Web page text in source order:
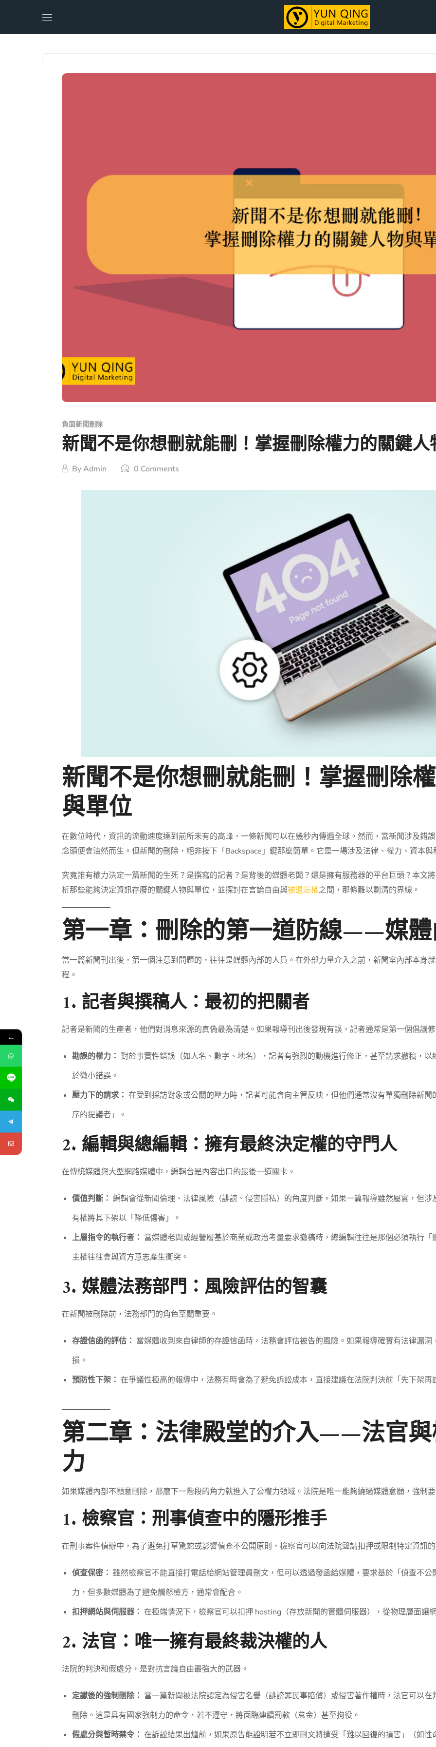
負面新聞刪除
新聞不是你想刪就能刪！掌握刪除權力的關鍵
ByAdmin 0 Comments
新聞不是你想刪就能刪！掌握刪除
與單位
在數位時代，資訊的流動速度達到前所未有的高峰，一條新聞可以在幾秒內傳遍全球。然而，當新聞涉及錯
念頭便會油然而生。但新聞的刪除，絕非按下「Backspace」鍵那麼簡單。它是一場涉及法律、權力、資本
究竟誰有權力決定一篇新聞的生死？是撰寫的記者？是背後的媒體老闆？還是擁有服務器的平台巨頭？本文
析那些能夠決定資訊存廢的關鍵人物與單位，並探討在言論自由與被遺忘權之間，那條難以劃清的界線。
第一章：刪除的第一道防線——媒
當一篇新聞刊出後，第一個注意到問題的，往往是媒體內部的人員。在外部力量介入之前，新聞室內部本身
程。
1. 記者與撰稿人：最初的把關者
記者是新聞的生產者，他們對消息來源的真偽最為清楚。如果報導刊出後發現有誤，記者通常是第一個倡議
勘誤的權力： 對於事實性錯誤（如人名、數字、地名），記者有強烈的動機進行修正，甚至請求撤稿，
於微小錯誤。
壓力下的請求： 在受到採訪對象或公關的壓力時，記者可能會向主管反映，但他們通常沒有單獨刪除新
序的提議者」。
2. 編輯與總編輯：擁有最終決定權的守門人
在傳統媒體與大型網路媒體中，編輯台是內容出口的最後一道關卡。
價值判斷： 編輯會從新聞倫理、法律風險（誹謗、侵害隱私）的角度判斷。如果一篇報導雖然屬實，但
有權將其下架以「降低傷害」。
上層指令的執行者： 當媒體老闆或經營層基於商業或政治考量要求撤稿時，總編輯往往是那個必須執行
主權往往會與資方意志產生衝突。
3. 媒體法務部門：風險評估的智囊
在新聞被刪除前，法務部門的角色至關重要。
存證信函的評估： 當媒體收到來自律師的存證信函時，法務會評估被告的風險。如果報導確實有法律漏
損。
預防性下架： 在爭議性極高的報導中，法務有時會為了避免訴訟成本，直接建議在法院判決前「先下架
第二章：法律殿堂的介入——法官
力
如果媒體內部不願意刪除，那麼下一階段的角力就進入了公權力領域。法院是唯一能夠繞過媒體意願，強制
1. 檢察官：刑事偵查中的隱形推手
在刑事案件偵辦中，為了避免打草驚蛇或影響偵查不公開原則，檢察官可以向法院聲請扣押或限制特定資訊
偵查保密： 雖然檢察官不能直接打電話給網站管理員刪文，但可以透過發函給媒體，要求基於「偵查不
力，但多數媒體為了避免觸怒檢方，通常會配合。
扣押網站與伺服器： 在極端情況下，檢察官可以扣押 hosting（存放新聞的實體伺服器），從物理層面讓
2. 法官：唯一擁有最終裁決權的人
法院的判決和假處分，是對抗言論自由最強大的武器。
定讞後的強制刪除： 當一篇新聞被法院認定為侵害名譽（誹謗罪民事賠償）或侵害著作權時，法官可以
刪除。這是具有國家強制力的命令，若不遵守，將面臨連續罰款（怠金）甚至拘役。
假處分與暫時禁令： 在訴訟結果出爐前，如果原告能證明若不立即刪文將遭受「難以回復的損害」（如
←